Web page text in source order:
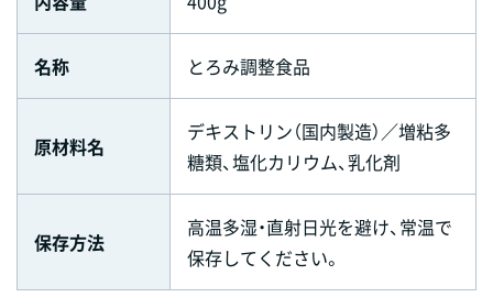
名称 とろみ調整食品
原材料名
デキストリン（国内製造）／増粘多
糖類、塩化カリウム、乳化剤
保存方法
高温多湿・直射日光を避け、常温で
保存してください。